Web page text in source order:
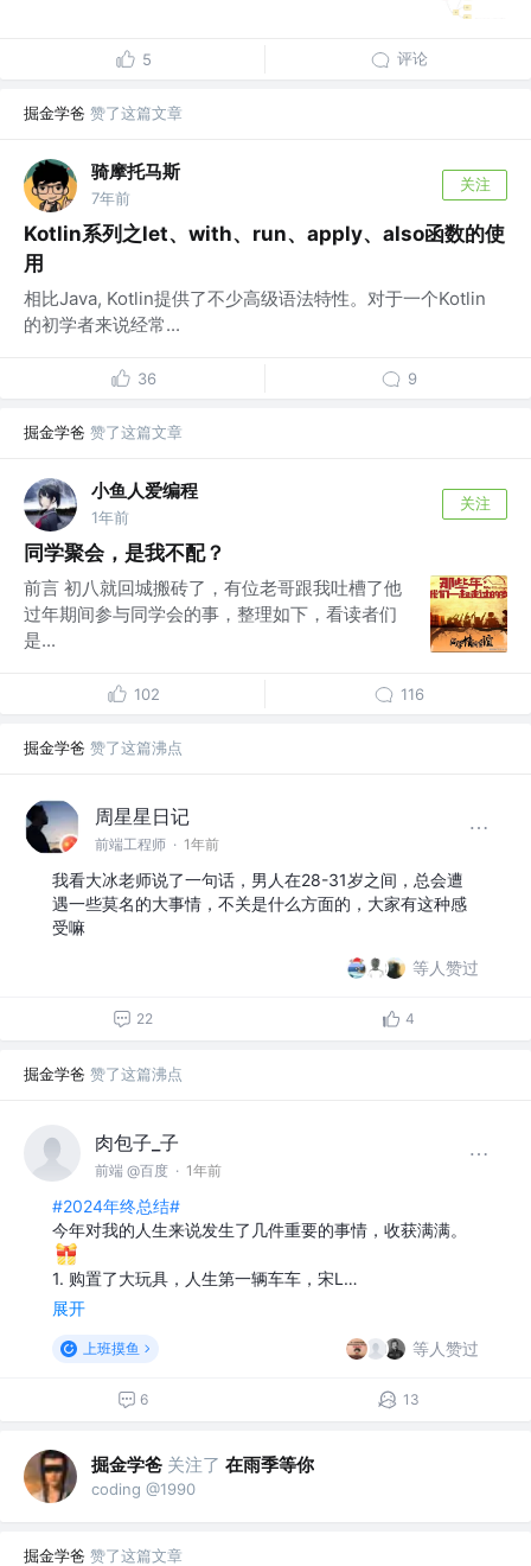
5 评论
掘金学爸 赞了这篇文章
骑摩托马斯
7年前
关注
Kotlin系列之let、with、run、apply、also函数的使
用
相比Java, Kotlin提供了不少高级语法特性。对于一个Kotlin
的初学者来说经常...
36 9
掘金学爸 赞了这篇文章
小鱼人爱编程
1年前
关注
同学聚会，是我不配？
前言 初八就回城搬砖了，有位老哥跟我吐槽了他
过年期间参与同学会的事，整理如下，看读者们
是...
102 116
掘金学爸 赞了这篇沸点
周星星日记
前端工程师 · 1年前
我看大冰老师说了一句话，男人在28-31岁之间，总会遭
遇一些莫名的大事情，不关是什么方面的，大家有这种感
受嘛
等人赞过
22 4
掘金学爸 赞了这篇沸点
肉包子_子
前端 @百度 · 1年前
#2024年终总结#
今年对我的人生来说发生了几件重要的事情，收获满满。
1. 购置了大玩具，人生第一辆车车，宋L…
展开
上班摸鱼 等人赞过
6 13
掘金学爸 关注了 在雨季等你
coding @1990
掘金学爸 赞了这篇文章